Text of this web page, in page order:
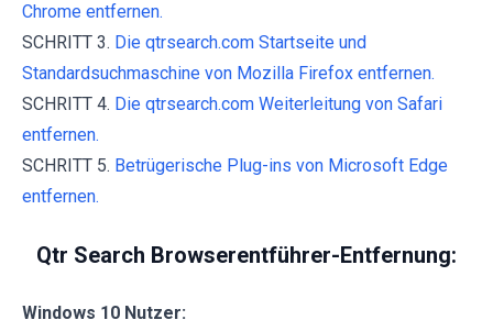
Chrome entfernen.
SCHRITT 3. Die qtrsearch.com Startseite und
Standardsuchmaschine von Mozilla Firefox entfernen.
SCHRITT 4. Die qtrsearch.com Weiterleitung von Safari
entfernen.
SCHRITT 5. Betrügerische Plug-ins von Microsoft Edge
entfernen.
Qtr Search Browserentführer-Entfernung:
Windows 10 Nutzer: